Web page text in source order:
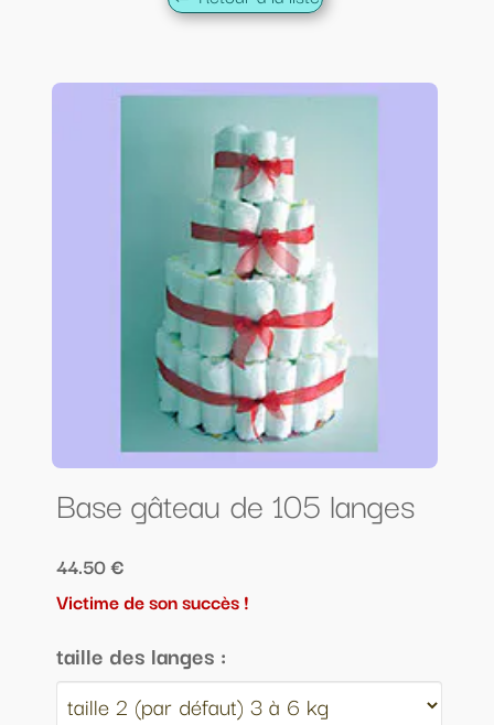
Base gâteau de 105 langes
44.50 €
Victime de son succès !
taille des langes :